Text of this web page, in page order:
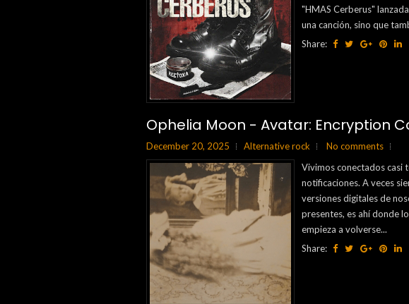
"HMAS Cerberus"
una canción, sino que
Share:
Ophelia Moon - Avatar: Encryption
December 20, 2025 Alternative rock
No comments
Vivimos conectados casi
notificaciones. A veces
versiones digitales de
presentes, es ahí donde
empieza a volverse...
Share: